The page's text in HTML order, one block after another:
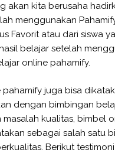
akan kita berusaha
menggunakan
Favorit atau dari siswa
belajar setelah
online pahamify.
juga bisa
dengan bimbingan
masalah kualitas, bimbel
sebagai salah satu
Berikut